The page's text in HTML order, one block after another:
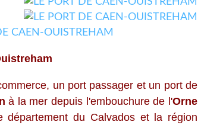
un port passager et un port de
à la mer depuis l'embouchure de l'Orne
département du Calvados et la région